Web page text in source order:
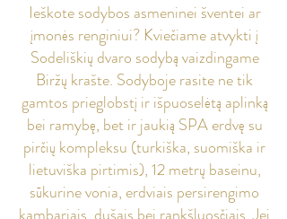
Ieškote sodybos asmeninei šventei ar
įmonės renginiui? Kviečiame atvykti į
Sodeliškių dvaro sodybą vaizdingame
Biržų krašte. Sodyboje rasite ne tik
gamtos prieglobstį ir išpuoselėtą aplinką
bei ramybę, bet ir jaukią SPA erdvę su
pirčių kompleksu (turkiška, suomiška ir
lietuviška pirtimis), 12 metrų baseinu,
sūkurine vonia, erdviais persirengimo